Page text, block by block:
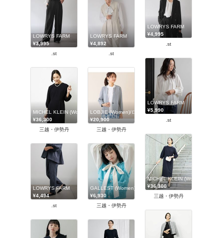
LOWRYS FARM
¥4,995
.st
LOWRYS FARM
¥3,995
.st
LOWRYS FARM
¥4,892
.st
LOWRYS FARM
¥5,990
.st
MICHEL KLEIN (Women)/ミッシェルクラン
¥36,300
三越・伊勢丹
LOBJIE (Women)/ロブジェ
¥20,900
三越・伊勢丹
MICHEL KLEIN (Women)/ミッシ
¥36,300
三越・伊勢丹
LOWRYS FARM
¥4,494
.st
GALLEST (Women)/ギャレスト
¥6,930
三越・伊勢丹